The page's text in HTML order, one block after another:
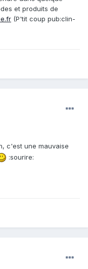
et produits de
(P'tit coup pub:clin-
c'est une mauvaise
:sourire: